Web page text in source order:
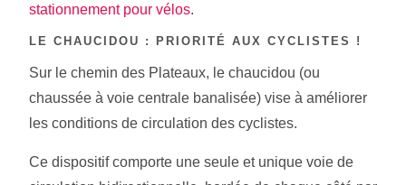
stationnement pour vélos.
LE CHAUCIDOU : PRIORITÉ AUX CYCLISTES !
Sur le chemin des Plateaux, le chaucidou (ou
chaussée à voie centrale banalisée) vise à améliorer
les conditions de circulation des cyclistes.
Ce dispositif comporte une seule et unique voie de